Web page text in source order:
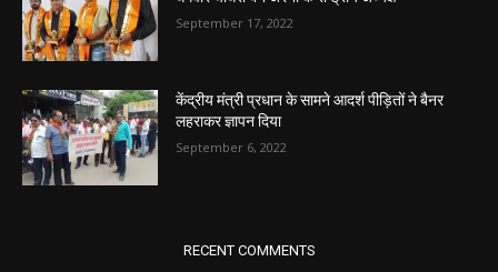
September 17, 2022
केंद्रीय मंत्री प्रधान के सामने आदर्श पीड़ितों ने बैनर
लहराकर ज्ञापन दिया
September 6, 2022
RECENT COMMENTS